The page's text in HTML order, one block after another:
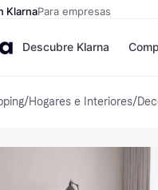
KlarnaPara empresas
Descubre Klarna
/Hogares e Interiores/